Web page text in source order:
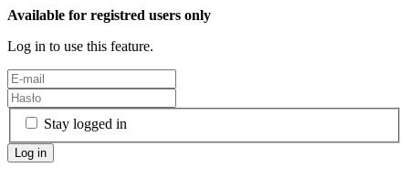
Available for registred users only
Log in to use this feature.
Stay logged in